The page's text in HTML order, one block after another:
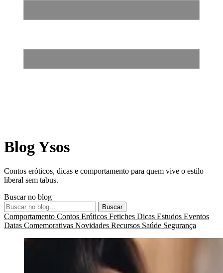
Blog Ysos
Contos eróticos, dicas e comportamento para quem vive o estilo
liberal sem tabus.
Buscar no blog
Buscar
Comportamento Contos Eróticos Fetiches Dicas Estudos Eventos
Datas Comemorativas Novidades Recursos Saúde Segurança